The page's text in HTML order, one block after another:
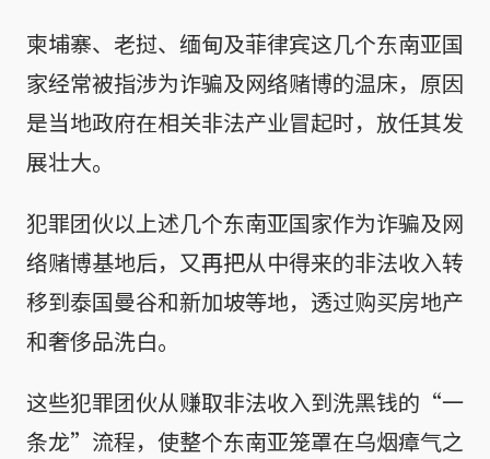
柬埔寨、老挝、缅甸及菲律宾这几个东南亚国
家经常被指涉为诈骗及网络赌博的温床，原因
是当地政府在相关非法产业冒起时，放任其发
展壮大。
犯罪团伙以上述几个东南亚国家作为诈骗及网
络赌博基地后，又再把从中得来的非法收入转
移到泰国曼谷和新加坡等地，透过购买房地产
和奢侈品洗白。
这些犯罪团伙从赚取非法收入到洗黑钱的“一
条龙”流程，使整个东南亚笼罩在乌烟瘴气之